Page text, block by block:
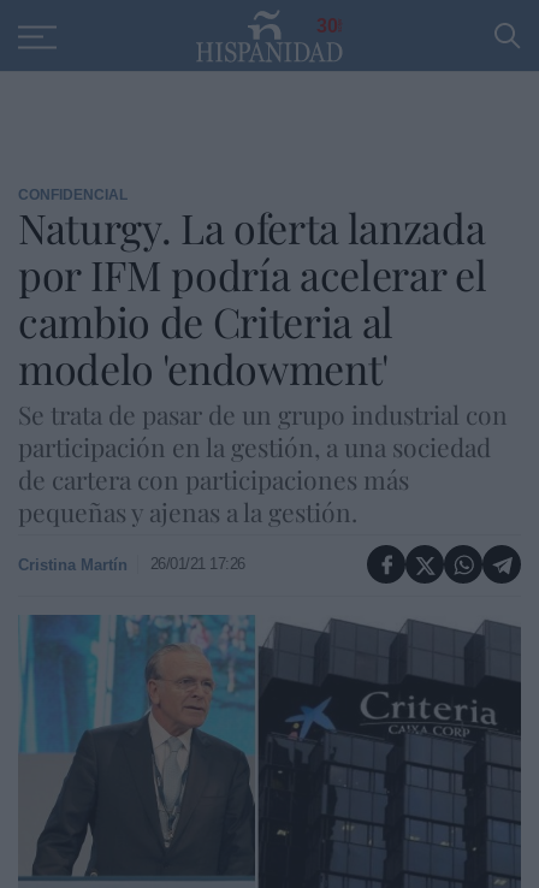
30
CONFIDENCIAL
Naturgy. La oferta lanzada
por IFM podría acelerar el
cambio de Criteria al
modelo 'endowment'
Se trata de pasar de un grupo industrial con
participación en la gestión, a una sociedad
de cartera con participaciones más
pequeñas y ajenas a la gestión.
Cristina Martín 26/01/21 17:26